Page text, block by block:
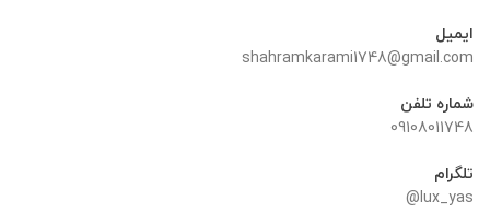
ایمیل
shahramkarami1748@gmail.com
شماره تلفن
09108011748
تلگرام
lux_yas@